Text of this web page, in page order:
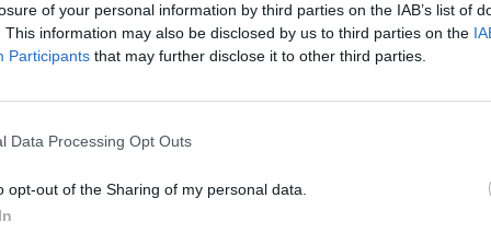
of your personal information by third parties on the IAB’s list of
This information may also be disclosed by us to third parties on the
Participants that may further disclose it to other third parties.
Data Processing Opt Outs
opt-out of the Sharing of my personal data.
i choroby
promieniujące do szyi i szczęki lub kończyny
lub pieczenia, początkowo w czasie